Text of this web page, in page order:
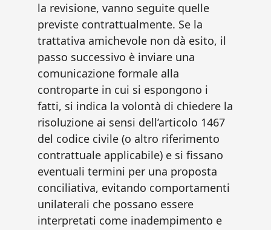
la revisione, vanno seguite quelle
previste contrattualmente. Se la
trattativa amichevole non dà esito, il
passo successivo è inviare una
comunicazione formale alla
controparte in cui si espongono i
fatti, si indica la volontà di chiedere la
risoluzione ai sensi dell’articolo 1467
del codice civile (o altro riferimento
contrattuale applicabile) e si fissano
eventuali termini per una proposta
conciliativa, evitando comportamenti
unilaterali che possano essere
interpretati come inadempimento e